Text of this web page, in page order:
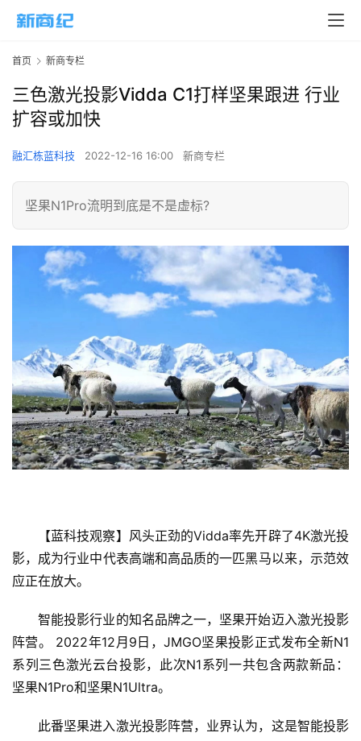
首页 新商专栏
三色激光投影Vidda C1打样坚果跟进 行业
扩容或加快
融汇栋蓝科技 2022-12-16 16:00 新商专栏
坚果N1Pro流明到底是不是虚标?
【蓝科技观察】风头正劲的Vidda率先开辟了4K激光投
影，成为行业中代表高端和高品质的一匹黑马以来，示范效
应正在放大。
智能投影行业的知名品牌之一，坚果开始迈入激光投影
阵营。 2022年12月9日，JMGO坚果投影正式发布全新N1
系列三色激光云台投影，此次N1系列一共包含两款新品：
坚果N1Pro和坚果N1Ultra。
此番坚果进入激光投影阵营，业界认为，这是智能投影